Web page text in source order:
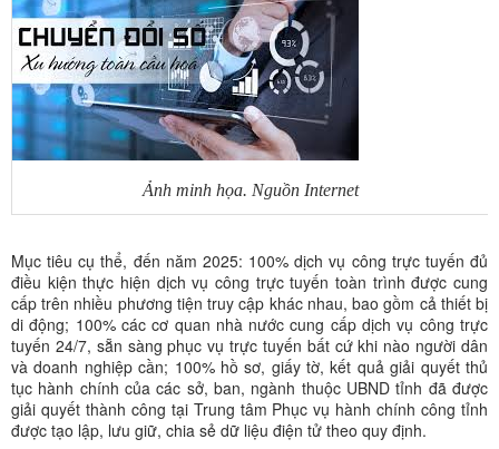
Ảnh minh họa. Nguồn Internet
Mục tiêu cụ thể, đến năm 2025: 100% dịch vụ công trực tuyến đủ
điều kiện thực hiện dịch vụ công trực tuyến toàn trình được cung
cấp trên nhiều phương tiện truy cập khác nhau, bao gồm cả thiết bị
di động; 100% các cơ quan nhà nước cung cấp dịch vụ công trực
tuyến 24/7, sẵn sàng phục vụ trực tuyến bất cứ khi nào người dân
và doanh nghiệp cần; 100% hồ sơ, giấy tờ, kết quả giải quyết thủ
tục hành chính của các sở, ban, ngành thuộc UBND tỉnh đã được
giải quyết thành công tại Trung tâm Phục vụ hành chính công tỉnh
được tạo lập, lưu giữ, chia sẻ dữ liệu điện tử theo quy định.